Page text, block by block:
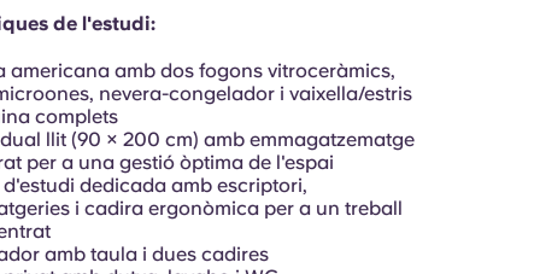
de l'estudi:
americana amb dos fogons vitroceràmics,
nevera-congelador i vaixella/estris
complets
llit (90 × 200 cm) amb emmagatzematge
per a una gestió òptima de l'espai
dedicada amb escriptori,
i cadira ergonòmica per a un treball
amb taula i dues cadires